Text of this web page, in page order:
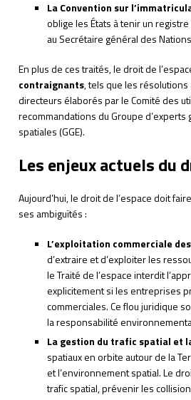
La Convention sur
oblige les États à tenir un
au Secrétaire général des
En plus de ces traités, le droit de
contraignants, tels que les
directeurs élaborés par le Comité des
recommandations du Groupe
spatiales (GGE).
Les enjeux actuels du
Aujourd’hui, le droit de l’espace doit
ses ambiguïtés :
L’exploitation commerciale
d’extraire et d’exploiter les
le Traité de l’espace interdit
explicitement si les entreprises
commerciales. Ce flou juridique
la responsabilité
La gestion du trafic spatial et
spatiaux en orbite autour de la
et l’environnement spatial. Le
trafic spatial, prévenir les